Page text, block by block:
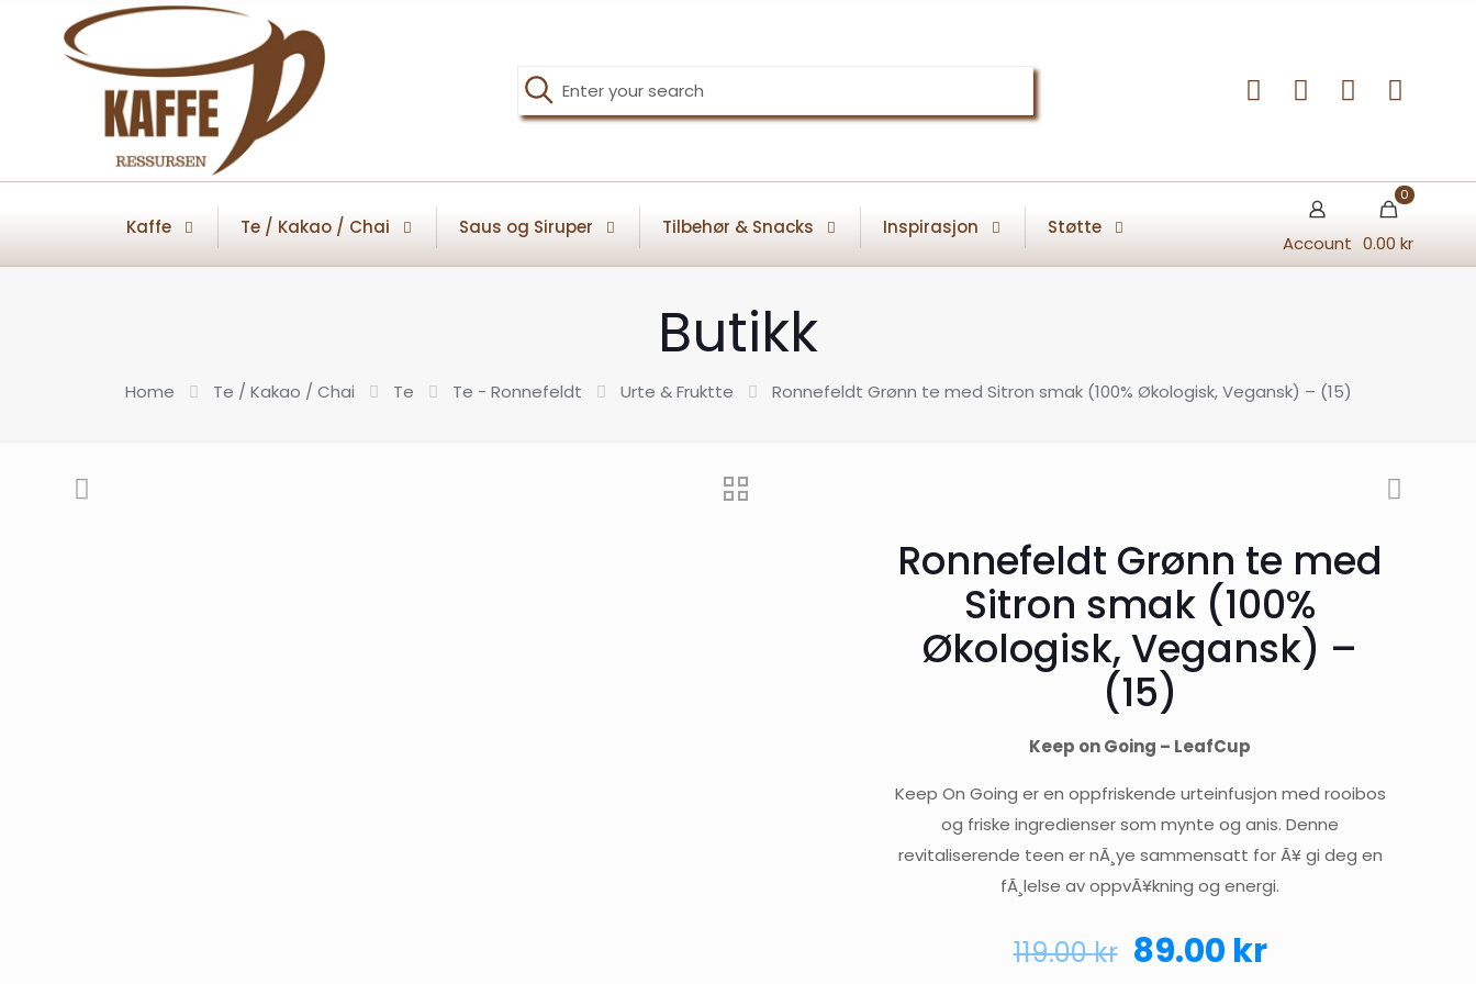
Kaffe Te / Kakao / Chai Saus og Siruper Tilbehør & Snacks Inspirasjon Støtte
Account
0
0.00 kr
Butikk
Home Te / Kakao / Chai Te Te - Ronnefeldt Urte & Fruktte Ronnefeldt Grønn te med Sitron smak (100% Økologisk, Vegansk) – (15)
Ronnefeldt Grønn te med
Sitron smak (100%
Økologisk, Vegansk) –
(15)
Keep on Going – LeafCup
Keep On Going er en oppfriskende urteinfusjon med rooibos
og friske ingredienser som mynte og anis. Denne
revitaliserende teen er nÃ¸ye sammensatt for Ã¥ gi deg en
fÃ¸lelse av oppvÃ¥kning og energi.
119.00kr Opprinnelig
89.00 krNåværende